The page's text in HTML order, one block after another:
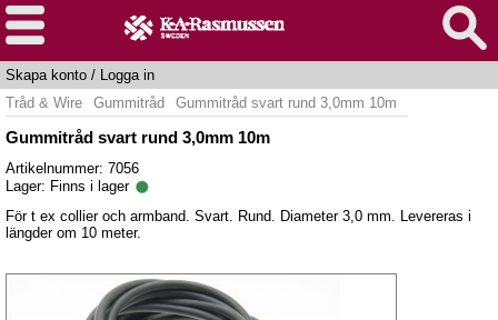
Skapa konto / Logga in
Tråd & Wire
Gummitråd Gummitråd svart rund 3,0mm 10m
Gummitråd svart rund 3,0mm 10m
Artikelnummer: 7056
Lager: Finns i lager
För t ex collier och armband. Svart. Rund. Diameter 3,0 mm. Levereras i
längder om 10 meter.